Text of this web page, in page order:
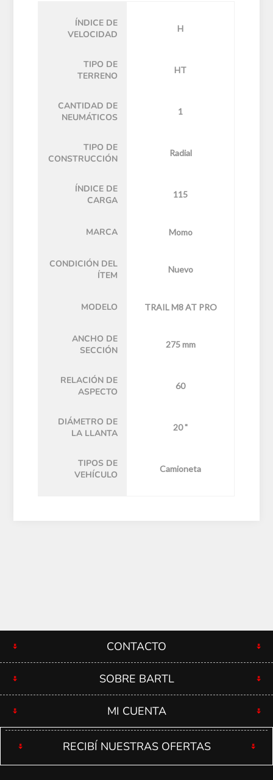
ÍNDICE DE
VELOCIDAD
H
TIPO DE
TERRENO
HT
CANTIDAD DE
NEUMÁTICOS
1
TIPO DE
CONSTRUCCIÓN
Radial
ÍNDICE DE
CARGA
115
MARCA Momo
CONDICIÓN DEL
ÍTEM
Nuevo
MODELO TRAIL M8 AT PRO
ANCHO DE
SECCIÓN
275 mm
RELACIÓN DE
ASPECTO
60
DIÁMETRO DE
LA LLANTA
20 "
TIPOS DE
VEHÍCULO
Camioneta
CONTACTO
SOBRE BARTL
MI CUENTA
RECIBÍ NUESTRAS OFERTAS